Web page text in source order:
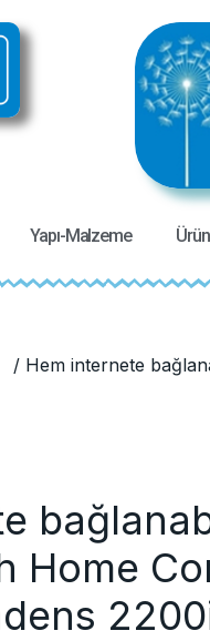
Yapı-Malzeme Ürün
Home